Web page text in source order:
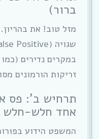
ברור)
מזל טוב! את
במקרים נדירים (כמו
זריקות הורמונים
תרחיש ב’: פס
אחד חלש-חלש
המשפט הידוע